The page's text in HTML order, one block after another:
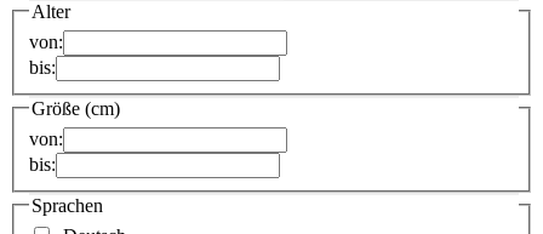
Alter
von:
bis:
Größe (cm)
von:
bis:
Sprachen